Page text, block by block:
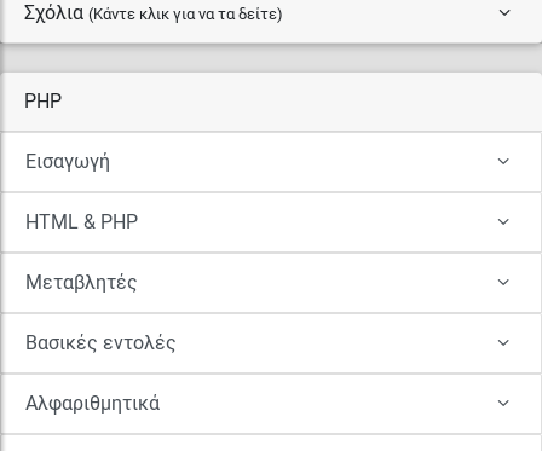
Σχόλια (Κάντε κλικ για να τα δείτε)
PHP
Εισαγωγή
HTML & PHP
Μεταβλητές
Βασικές εντολές
Αλφαριθμητικά